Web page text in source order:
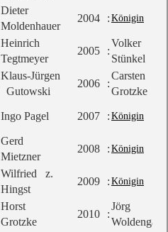
Dieter
Moldenhauer
2004 : Königin
Heinrich
Tegtmeyer
2005 :
Volker
Stünkel
Klaus-Jürgen
Gutowski
2006 :
Carsten
Grotzke
Ingo Pagel 2007 : Königin
Gerd
Mietzner
2008 : Königin
Wilfried z.
Hingst
2009 : Königin
Horst
Grotzke
2010 :
Jörg
Woldenga